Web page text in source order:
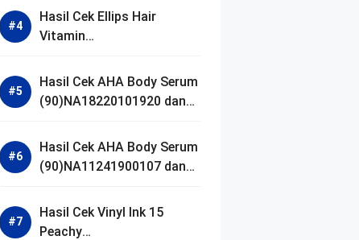
Izin BPOM
Hasil Cek Ellips Hair
Vitamin
Izin BPOM
Hasil Cek AHA Body Serum
(90)NA18220101920 dan
Hasil Cek AHA Body Serum
(90)NA11241900107 dan
Hasil Cek Vinyl Ink 15
Peachy